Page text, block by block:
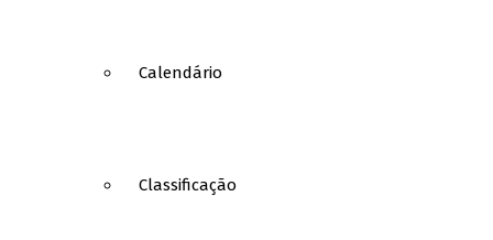
Calendário
Classificação